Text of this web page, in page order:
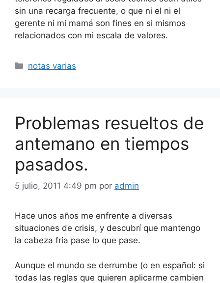
sin una recarga frecuente, o que ni el ni el
gerente ni mi mamá son fines en si mismos
relacionados con mi escala de valores.
Categorías
notas varias
Problemas resueltos de
antemano en tiempos
pasados.
5 julio, 2011 4:49 pm por admin
Hace unos años me enfrente a diversas
situaciones de crisis, y descubrí que mantengo
la cabeza fria pase lo que pase.
Aunque el mundo se derrumbe (o en español: si
todas las reglas que quieren aplicarme cambien